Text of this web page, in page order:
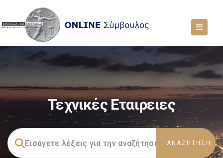
Τεχνικές Εταιρειες